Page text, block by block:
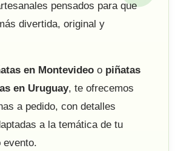
pensados para que
divertida, original y
en Montevideo o piñatas
en Uruguay, te ofrecemos
a pedido, con detalles
a la temática de tu
evento.